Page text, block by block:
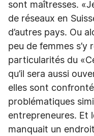
sont maîtresses.
de réseaux en
d’autres pays. Ou
peu de femmes s’y
particularités du
qu’il sera aussi
elles sont
problématiques
entrepreneures. Et
manquait un